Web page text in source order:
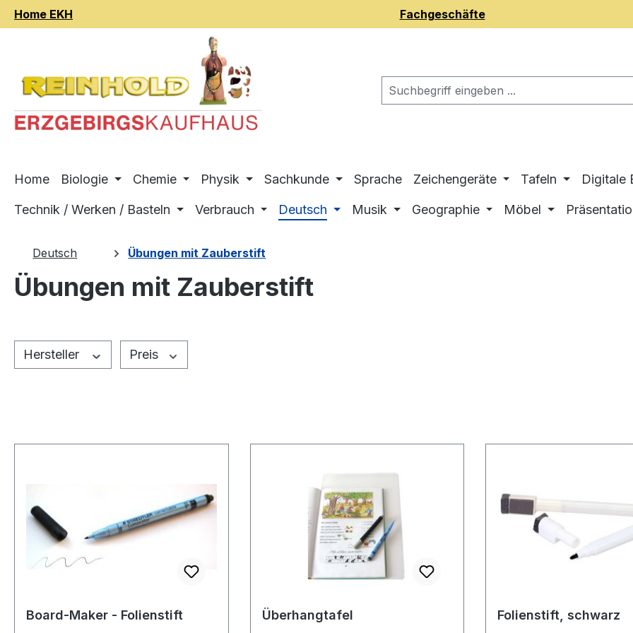
Hauptinhalt springen
Zur Suche springen
Zur Hauptnavigation springen
Home EKH Fachgeschäfte
Home Biologie Chemie Physik Sachkunde Sprache Zeichengeräte Tafeln Digitale
Technik / Werken / Basteln Verbrauch Deutsch Musik Geographie Möbel
Deutsch Übungen mit Zauberstift
Übungen mit Zauberstift
Hersteller Preis
Board-Maker - Folienstift Überhangtafel Folienstift, schwarz